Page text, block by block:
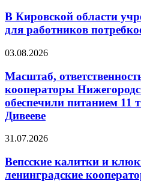
В Кировской области
для работников
03.08.2026
Масштаб,
кооператоры
обеспечили питанием 11
Дивееве
31.07.2026
Вепсские калитки и
ленинградские